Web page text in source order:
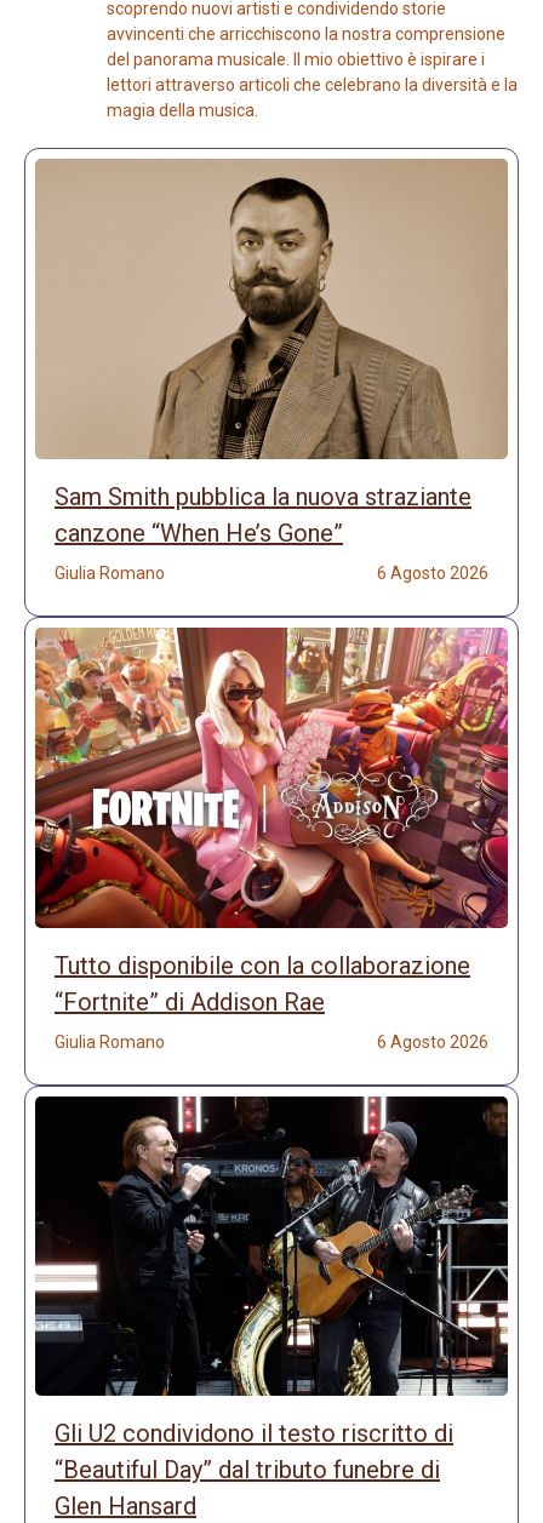
scoprendo nuovi artisti e condividendo storie
avvincenti che arricchiscono la nostra comprensione
del panorama musicale. Il mio obiettivo è ispirare i
lettori attraverso articoli che celebrano la diversità e la
magia della musica.
Sam Smith pubblica la nuova straziante
canzone “When He’s Gone”
Giulia Romano 6 Agosto 2026
Tutto disponibile con la collaborazione
“Fortnite” di Addison Rae
Giulia Romano 6 Agosto 2026
Gli U2 condividono il testo riscritto di
“Beautiful Day” dal tributo funebre di
Glen Hansard